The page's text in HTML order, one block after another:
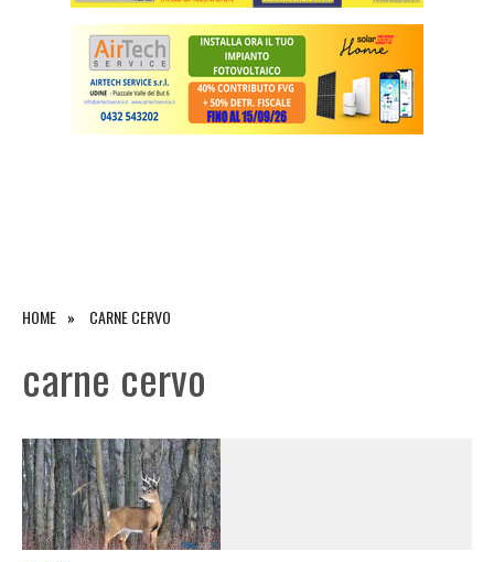
HOME CARNE CERVO
carne cervo